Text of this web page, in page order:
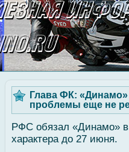
Глава ФК:
проблемы еще не
РФС обязал «Динамο»
характера до 27 июня.